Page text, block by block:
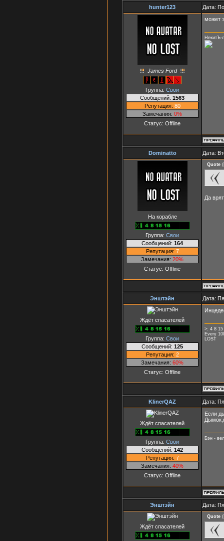
hunter123 Дата:
James Ford
Группа: Свои
Сообщений: 1563
Репутация: 80
Замечания: 0%
Статус: Offline
может
НекитЪ-
Dominatto Дата:
На корабле
Группа: Свои
Сообщений: 164
Репутация: 7
Замечания: 20%
Статус: Offline
Quote (
Да
Энштэйн Дата:
Ждёт спасателей
Группа: Свои
Сообщений: 125
Репутация: 2
Замечания: 60%
Статус: Offline
>: 4 8 15
Every
LOST
KlinerQAZ Дата:
Ждёт спасателей
Группа: Свои
Сообщений: 142
Репутация: 7
Замечания: 40%
Статус: Offline
Если
Бэн -
Энштэйн Дата:
Ждёт спасателей
Quote (